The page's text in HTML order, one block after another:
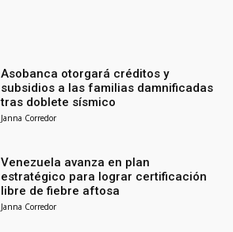
Asobanca otorgará créditos y
subsidios a las familias damnificadas
tras doblete sísmico
Janna Corredor
Venezuela avanza en plan
estratégico para lograr certificación
libre de fiebre aftosa
Janna Corredor